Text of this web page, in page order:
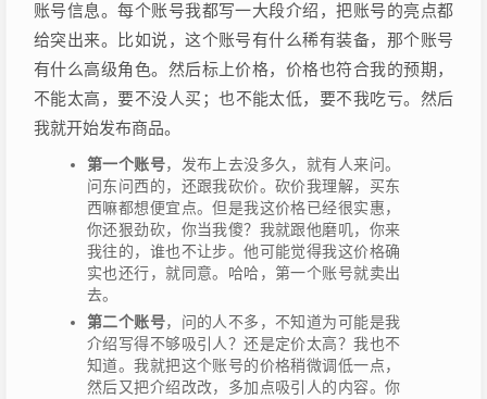
账号信息。每个账号我都写一大段介绍，把账号的亮点都
给突出来。比如说，这个账号有什么稀有装备，那个账号
有什么高级角色。然后标上价格，价格也符合我的预期，
不能太高，要不没人买；也不能太低，要不我吃亏。然后
我就开始发布商品。
第一个账号，发布上去没多久，就有人来问。
问东问西的，还跟我砍价。砍价我理解，买东
西嘛都想便宜点。但是我这价格已经很实惠，
你还狠劲砍，你当我傻？我就跟他磨叽，你来
我往的，谁也不让步。他可能觉得我这价格确
实也还行，就同意。哈哈，第一个账号就卖出
去。
第二个账号，问的人不多，不知道为可能是我
介绍写得不够吸引人？还是定价太高？我也不
知道。我就把这个账号的价格稍微调低一点，
然后又把介绍改改，多加点吸引人的内容。你